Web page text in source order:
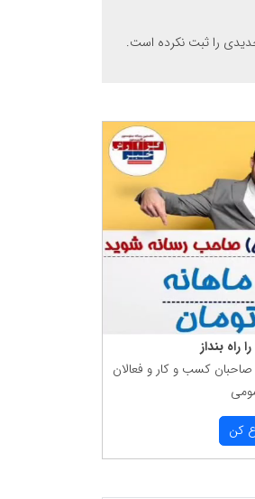
راه بنداز
كسب و كار و فعالان
كن